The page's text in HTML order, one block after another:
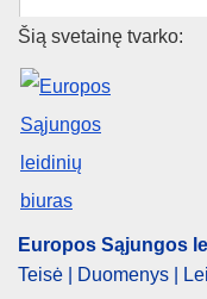
Europos
Šią svetainę tvarko:
Europos Sąjungos
Teisė | Duomenys |